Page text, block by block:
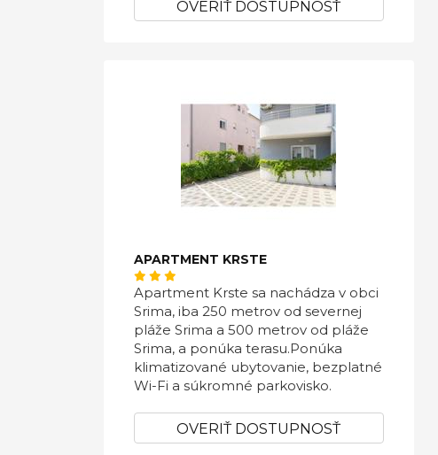
OVERIŤ DOSTUPNOSŤ
APARTMENT KRSTE
Apartment Krste sa nachádza v obci
Srima, iba 250 metrov od severnej
pláže Srima a 500 metrov od pláže
Srima, a ponúka terasu.Ponúka
klimatizované ubytovanie, bezplatné
Wi-Fi a súkromné ​​parkovisko.
OVERIŤ DOSTUPNOSŤ